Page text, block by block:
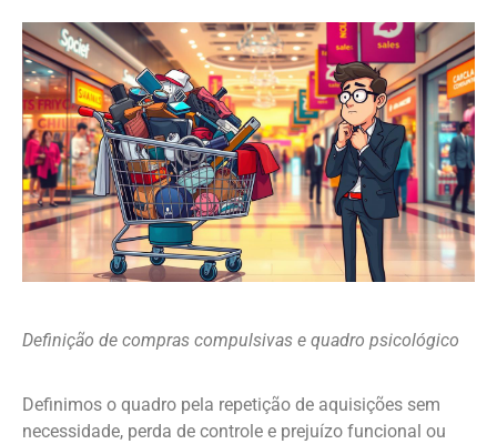
Definição de compras compulsivas e quadro psicológico
Definimos o quadro pela repetição de aquisições sem
necessidade, perda de controle e prejuízo funcional ou